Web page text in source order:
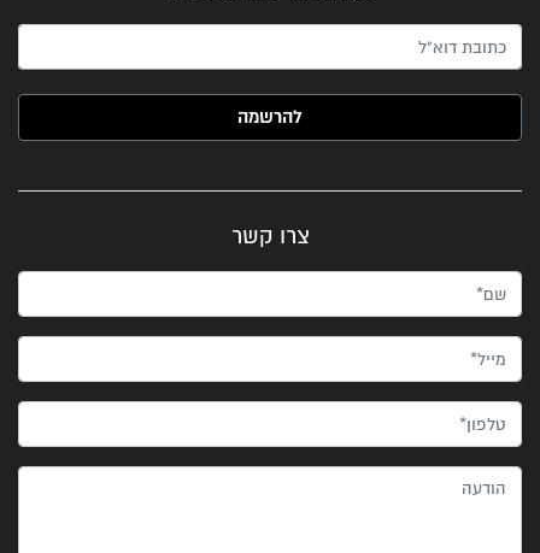
האימייל שלך (חובה)
צרו קשר